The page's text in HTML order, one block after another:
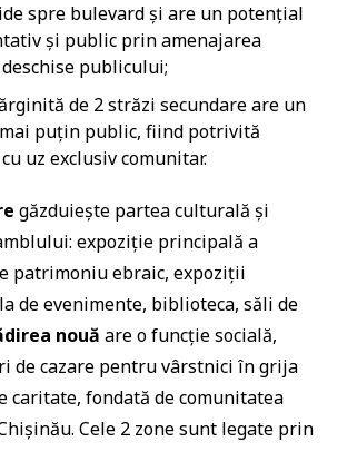
spre bulevard și are un potențial
și public prin amenajarea
publicului;
de 2 străzi secundare are un
puțin public, fiind potrivită
uz exclusiv comunitar.
găzduiește partea culturală și
expoziție principală a
patrimoniu ebraic, expoziții
de evenimente, biblioteca, săli de
nouă are o funcție socială,
de cazare pentru vârstnici în grija
caritate, fondată de comunitatea
Cele 2 zone sunt legate prin